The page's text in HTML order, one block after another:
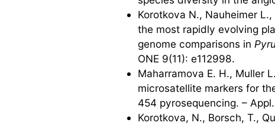
Korotkova N., Nauheimer
the most rapidly evolving
genome comparisons in
ONE 9(11): e112998.
Maharramova E. H., Muller
microsatellite markers for
454 pyrosequencing. –
Korotkova, N., Borsch, T.,